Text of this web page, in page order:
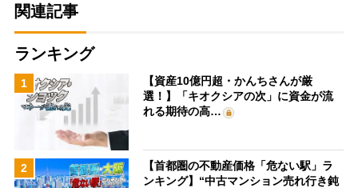
関連記事
ランキング
1
【資産10億円超・かんちさんが厳
選！】「キオクシアの次」に資金が流
れる期待の高…
2
【首都圏の不動産価格「危ない駅」ラ
ンキング】“中古マンション売れ行き鈍